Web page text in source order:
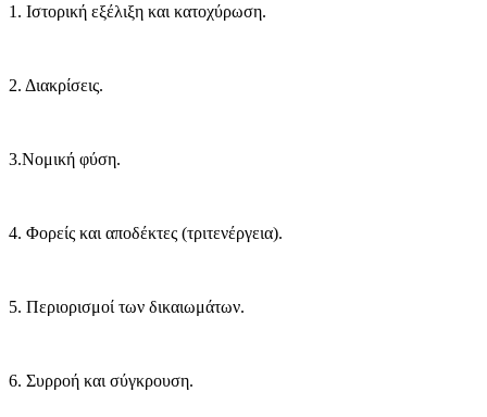
1. Ιστορική εξέλιξη και κατοχύρωση.
2. Διακρίσεις.
3.Νομική φύση.
4. Φορείς και αποδέκτες (τριτενέργεια).
5. Περιορισμοί των δικαιωμάτων.
6. Συρροή και σύγκρουση.